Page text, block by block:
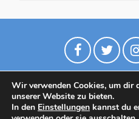
Wir verwenden Cookies, um dir
unserer Website zu bieten.
In den Einstellungen kannst du